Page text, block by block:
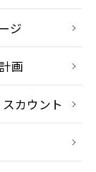
ジ
画
カウント